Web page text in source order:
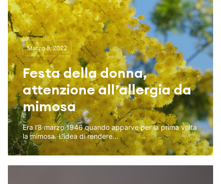
Marzo 8, 2022
Festa della donna,
attenzione all’allergia da
mimosa
Era l’8 marzo 1946 quando apparve per la prima volta
la mimosa. L’idea di rendere...